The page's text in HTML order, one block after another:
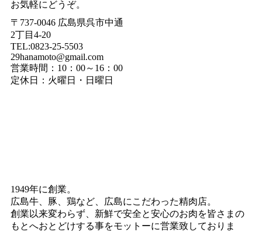
お気軽にどうぞ。
〒737-0046 広島県呉市中通
2丁目4-20
TEL:0823-25-5503
29hanamoto@gmail.com
営業時間：10：00～16：00
定休日：火曜日・日曜日
1949年に創業。
広島牛、豚、鶏など、広島にこだわった精肉店。
創業以来変わらず、新鮮で安全と安心のお肉を皆さまの
もとへおとどけする事をモットーに営業致しておりま